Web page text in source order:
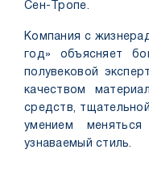
Сен-Тропе.
Компания с
год» объясняет
полувековой
качеством
средств,
умением
узнаваемый стиль.